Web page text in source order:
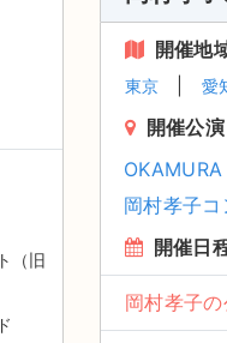
開催地
東京 愛
開催公演
岡村孝子
開催日
岡村孝子
（旧